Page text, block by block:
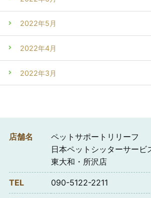
2022年5月
2022年4月
2022年3月
店舗名
ペットサポートリリーフ
日本ペットシッターサービ
東大和・所沢店
TEL 090-5122-2211